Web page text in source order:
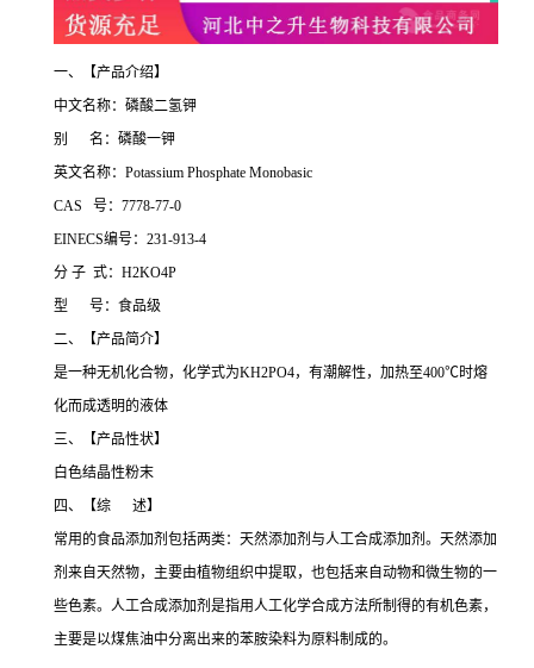
一、【产品介绍】
中文名称：磷酸二氢钾
别 名：磷酸一钾
英文名称：Potassium Phosphate Monobasic
CAS 号：7778-77-0
EINECS编号：231-913-4
分 子 式：H2KO4P
型 号：食品级
二、【产品简介】
是一种无机化合物，化学式为KH2PO4，有潮解性，加热至400℃时熔
化而成透明的液体
三、【产品性状】
白色结晶性粉末
四、【综 述】
常用的食品添加剂包括两类：天然添加剂与人工合成添加剂。天然添加
剂来自天然物，主要由植物组织中提取，也包括来自动物和微生物的一
些色素。人工合成添加剂是指用人工化学合成方法所制得的有机色素，
主要是以煤焦油中分离出来的苯胺染料为原料制成的。